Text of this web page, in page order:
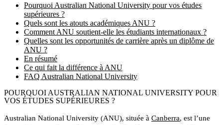
Pourquoi Australian National University pour vos études
supérieures ?
Quels sont les atouts académiques ANU ?
Comment ANU soutient-elle les étudiants internationaux ?
Quelles sont les opportunités de carrière après un diplôme de
ANU ?
En résumé
Ce qui fait la différence à ANU
FAQ Australian National University
POURQUOI AUSTRALIAN NATIONAL UNIVERSITY POUR
VOS ÉTUDES SUPÉRIEURES ?
Australian National University (ANU), située à Canberra, est l’une